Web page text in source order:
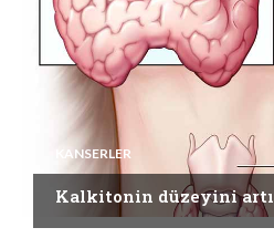
KANSERLER
Kalkitonin düzeyini